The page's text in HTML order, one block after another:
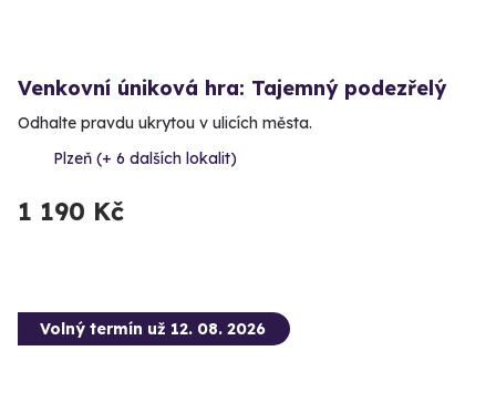
Venkovní úniková hra: Tajemný podezřelý
Odhalte pravdu ukrytou v ulicích města.
Plzeň (+ 6 dalších lokalit)
1 190 Kč
Volný termín už 12. 08. 2026